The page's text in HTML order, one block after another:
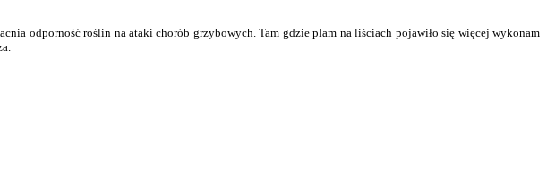
odporność roślin na ataki chorób grzybowych. Tam gdzie plam na liściach pojawiło się więcej wykonam